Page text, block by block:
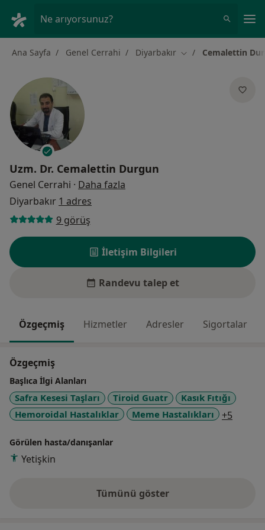
Ne arıyorsunuz?
Ana Sayfa Genel Cerrahi Diyarbakır Şehir değiştir
Cemalettin
Uzm. Dr. Cemalettin Durgun
Genel Cerrahi · Daha fazla
Diyarbakır 1 adres
9 görüş
İletişim Bilgileri
Randevu talep et
Özgeçmiş Hizmetler Adresler Sigortalar
Özgeçmiş
Başlıca İlgi Alanları
Safra Kesesi Taşları Tiroid Guatr
Kasık Fıtığı
Hemoroidal Hastalıklar
Meme Hastalıkları +5
Görülen hasta/danışanlar
Yetişkin
Tümünü gösterdeneyim hakkında